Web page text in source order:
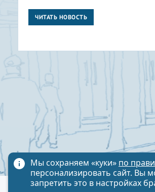
ЧИТАТЬ НОВОСТЬ
Мы сохраняем «куки» по
персонализировать сайт. Вы
запретить это в настройках